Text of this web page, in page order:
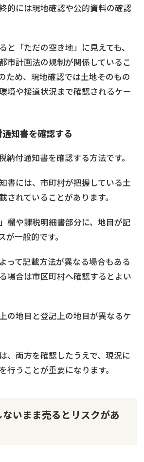
的には現地確認や公的資料の確認
と「ただの空き地」に見えても、
市計画法の規制が関係しているこ
ため、現地確認では土地そのもの
境や接道状況まで確認されるケー
知書を確認する
納付通知書を確認する方法です。
書には、市町村が把握している土
されていることがあります。
欄や課税明細書部分に、地目が記
一般的です。
って記載方法が異なる場合もある
場合は市区町村へ確認するとよい
の地目と登記上の地目が異なるケ
、両方を確認したうえで、現況に
行うことが重要になります。
いまま売るとリスクがあ